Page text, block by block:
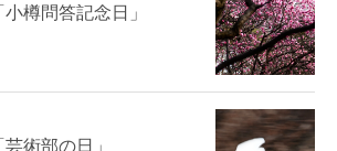
樽問答記念日」
術部の日」